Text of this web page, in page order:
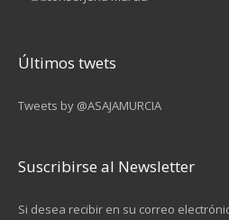
Últimos twets
Tweets by @ASAJAMURCIA
Suscribirse al Newsletter
Si desea recibir en su correo